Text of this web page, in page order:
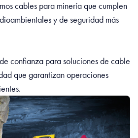
cables para minería que cumplen
y de seguridad más
confianza para soluciones de cable
que garantizan operaciones